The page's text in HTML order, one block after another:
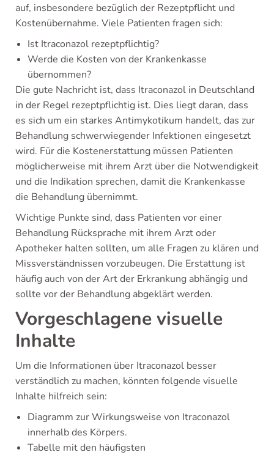
auf, insbesondere bezüglich der Rezeptpflicht und
Kostenübernahme. Viele Patienten fragen sich:
Ist Itraconazol rezeptpflichtig?
Werde die Kosten von der Krankenkasse
übernommen?
Die gute Nachricht ist, dass Itraconazol in Deutschland
in der Regel rezeptpflichtig ist. Dies liegt daran, dass
es sich um ein starkes Antimykotikum handelt, das zur
Behandlung schwerwiegender Infektionen eingesetzt
wird. Für die Kostenerstattung müssen Patienten
möglicherweise mit ihrem Arzt über die Notwendigkeit
und die Indikation sprechen, damit die Krankenkasse
die Behandlung übernimmt.
Wichtige Punkte sind, dass Patienten vor einer
Behandlung Rücksprache mit ihrem Arzt oder
Apotheker halten sollten, um alle Fragen zu klären und
Missverständnissen vorzubeugen. Die Erstattung ist
häufig auch von der Art der Erkrankung abhängig und
sollte vor der Behandlung abgeklärt werden.
Vorgeschlagene visuelle
Inhalte
Um die Informationen über Itraconazol besser
verständlich zu machen, könnten folgende visuelle
Inhalte hilfreich sein:
Diagramm zur Wirkungsweise von Itraconazol
innerhalb des Körpers.
Tabelle mit den häufigsten